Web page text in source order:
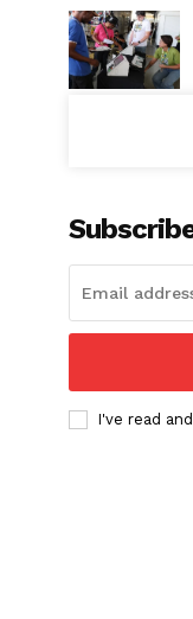
I've read